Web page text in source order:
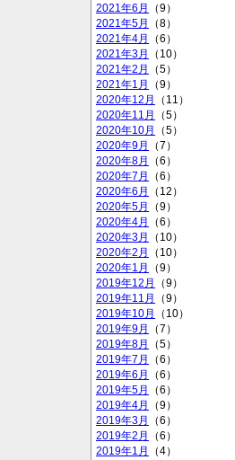
2021年6月
（9）
2021年5月
（8）
2021年4月
（6）
2021年3月
（10）
2021年2月
（5）
2021年1月
（9）
2020年12月
（11）
2020年11月
（5）
2020年10月
（5）
2020年9月
（7）
2020年8月
（6）
2020年7月
（6）
2020年6月
（12）
2020年5月
（9）
2020年4月
（6）
2020年3月
（10）
2020年2月
（10）
2020年1月
（9）
2019年12月
（9）
2019年11月
（9）
2019年10月
（10）
2019年9月
（7）
2019年8月
（5）
2019年7月
（6）
2019年6月
（6）
2019年5月
（6）
2019年4月
（9）
2019年3月
（6）
2019年2月
（6）
2019年1月
（4）